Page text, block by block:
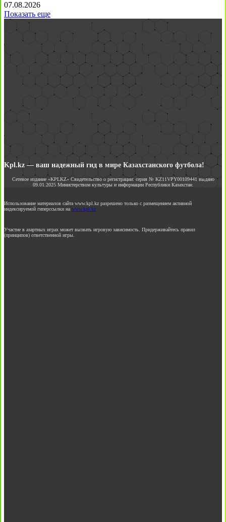
07.08.2026
Показать еще
Kpl.kz — ваш надежный гид в мире Казахстанского футбола!
Сетевое издание «KPLKZ» Свидетельство о регистрации: серия № KZ11VPY00109441 выдано
09.01.2025 Министерством культуры и информации Республики Казахстан.
Использование материалов сайта www.kpl.kz разрешено только с размещением активной
индексируемой гиперссылки на www.kpl.kz
Участие в азартных играх может вызвать игровую зависимость. Придерживайтесь правил
(принципов) ответственной игры.